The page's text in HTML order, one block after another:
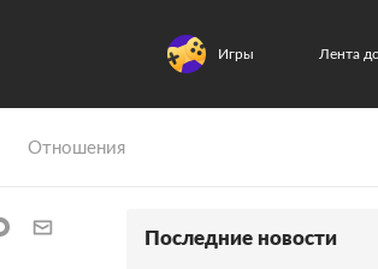
Игры Лента
Отношения
Последние новости